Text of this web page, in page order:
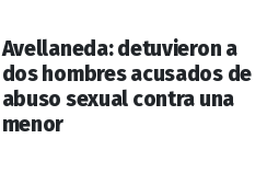
Avellaneda: detuvieron a
dos hombres acusados de
abuso sexual contra una
menor